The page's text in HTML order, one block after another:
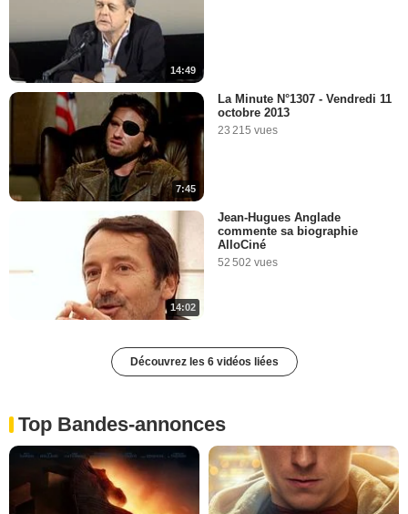
14:49
7:45
La Minute N°1307 - Vendredi 11
octobre 2013
23 215 vues
14:02
Jean-Hugues Anglade
commente sa biographie
AlloCiné
52 502 vues
Découvrez les 6 vidéos liées
Top Bandes-annonces